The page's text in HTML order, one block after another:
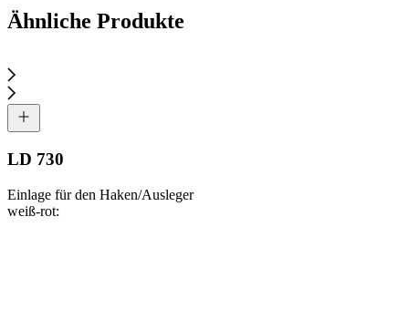
Ähnliche Produkte
LD 730
Einlage für den Haken/Ausleger
weiß-rot: